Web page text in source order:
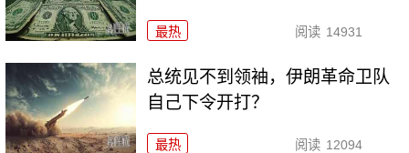
最热 阅读 14931
总统见不到领袖，伊朗革命卫队
自己下令开打？
最热 阅读 12094